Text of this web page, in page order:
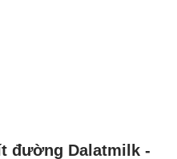
đường Dalatmilk -